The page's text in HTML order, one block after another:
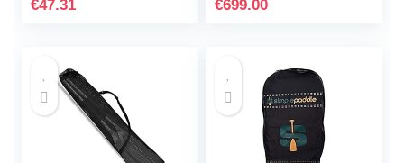
€47.31 €699.00